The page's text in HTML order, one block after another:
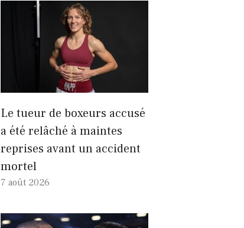
Le tueur de boxeurs accusé
a été relâché à maintes
reprises avant un accident
mortel
7 août 2026